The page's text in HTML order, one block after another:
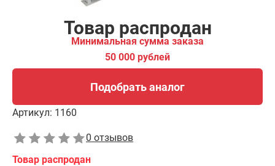
Товар распродан
Минимальная сумма заказа
50 000 рублей
Подобрать аналог
Артикул: 1160
0 отзывов
Товар распродан